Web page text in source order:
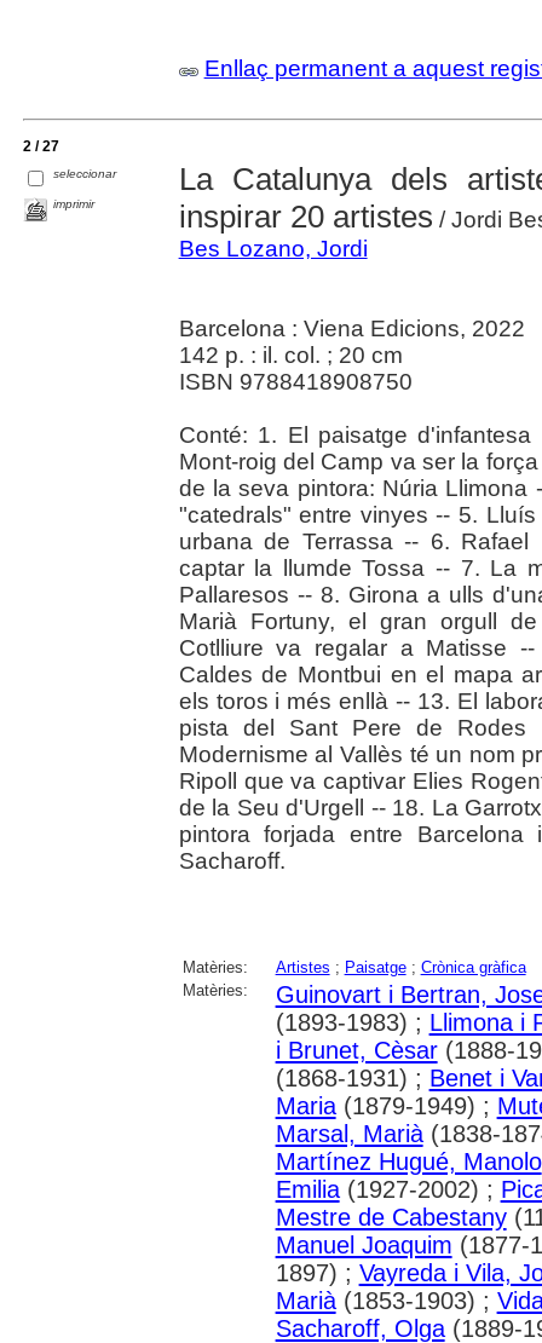
Enllaç permanent a aquest
2 / 27
seleccionar
imprimir
La Catalunya dels
inspirar 20 artistes / Jordi
Bes Lozano, Jordi
Barcelona : Viena Edicions, 2022
142 p. : il. col. ; 20 cm
ISBN 9788418908750
Conté: 1. El paisatge
Mont-roig del Camp va ser la
de la seva pintora: Núria Llimona
"catedrals" entre vinyes -- 5.
urbana de Terrassa -- 6.
captar la llumde Tossa -- 7. La
Pallaresos -- 8. Girona a ulls
Marià Fortuny, el gran orgull
Cotlliure va regalar a Matisse
Caldes de Montbui en el mapa
els toros i més enllà -- 13. El
pista del Sant Pere de
Modernisme al Vallès té un nom
Ripoll que va captivar Elies
de la Seu d'Urgell -- 18. La
pintora forjada entre
Sacharoff.
Matèries: Artistes ; Paisatge; Crònica gràfica
Matèries:
Guinovart i Bertran,
(1893-1983) ; Llimona i
i Brunet, Cèsar(1888-
(1868-1931) ; Benet i
Maria(1879-1949) ;
Marsal, Marià(1838-
Martínez Hugué, Manolo
Emilia(1927-2002) ;
Mestre de Cabestany
Manuel Joaquim (1877-
1897) ; Vayreda i Vila,
Marià(1853-1903) ;
Sacharoff, Olga(1889-